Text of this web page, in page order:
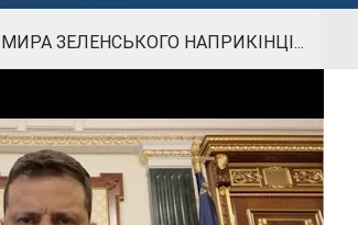
ЗЕЛЕНСЬКОГО НАПРИКІНЦІ...